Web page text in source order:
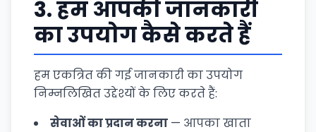
3.हम आपकी जानकारी
का उपयोग कैसे करते हैं
हम एकत्रित की गई जानकारी का उपयोग
निम्नलिखित उद्देश्यों के लिए करते हैं:
सेवाओं का प्रदान करना — आपका खाता